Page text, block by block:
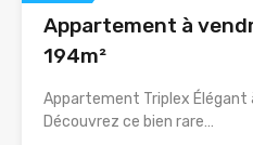
Appartement à
194m²
Appartement Triplex Élégant
Découvrez ce bien rare…